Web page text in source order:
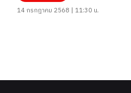
14 กรกฎาคม 2568 | 11:30 น.